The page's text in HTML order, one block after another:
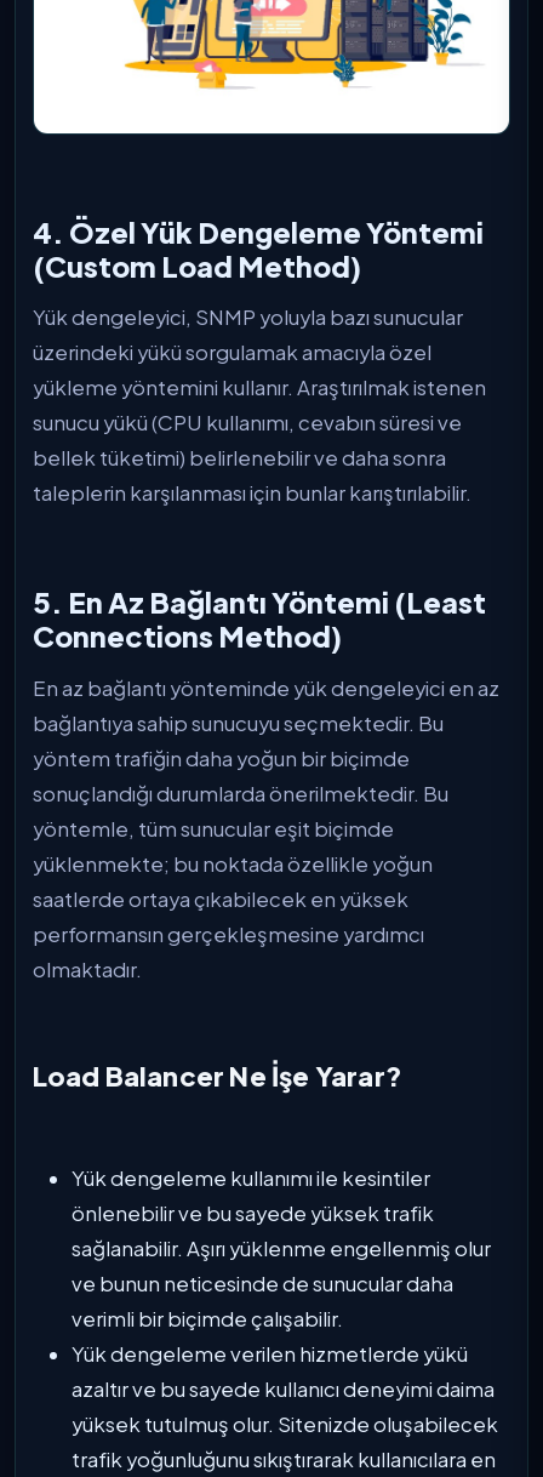
4. Özel Yük Dengeleme Yöntemi
(Custom Load Method)
Yük dengeleyici, SNMP yoluyla bazı sunucular
üzerindeki yükü sorgulamak amacıyla özel
yükleme yöntemini kullanır. Araştırılmak istenen
sunucu yükü (CPU kullanımı, cevabın süresi ve
bellek tüketimi) belirlenebilir ve daha sonra
taleplerin karşılanması için bunlar karıştırılabilir.
5. En Az Bağlantı Yöntemi (Least
Connections Method)
En az bağlantı yönteminde yük dengeleyici en az
bağlantıya sahip sunucuyu seçmektedir. Bu
yöntem trafiğin daha yoğun bir biçimde
sonuçlandığı durumlarda önerilmektedir. Bu
yöntemle, tüm sunucular eşit biçimde
yüklenmekte; bu noktada özellikle yoğun
saatlerde ortaya çıkabilecek en yüksek
performansın gerçekleşmesine yardımcı
olmaktadır.
Load Balancer Ne İşe Yarar?
Yük dengeleme kullanımı ile kesintiler
önlenebilir ve bu sayede yüksek trafik
sağlanabilir. Aşırı yüklenme engellenmiş olur
ve bunun neticesinde de sunucular daha
verimli bir biçimde çalışabilir.
Yük dengeleme verilen hizmetlerde yükü
azaltır ve bu sayede kullanıcı deneyimi daima
yüksek tutulmuş olur. Sitenizde oluşabilecek
trafik yoğunluğunu sıkıştırarak kullanıcılara en